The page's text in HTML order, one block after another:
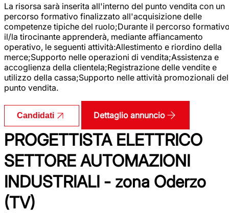
La risorsa sarà inserita all'interno del punto vendita con un
percorso formativo finalizzato all'acquisizione delle
competenze tipiche del ruolo;Durante il percorso
il/la tirocinante apprenderà, mediante affiancamento
operativo, le seguenti attività:Allestimento e riordino della
merce;Supporto nelle operazioni di vendita;Assistenza e
accoglienza della clientela;Registrazione delle vendite e
utilizzo della cassa;Supporto nelle attività promozionali del
punto vendita.
Candidati Dettaglio annuncio
PROGETTISTA ELETTRICO
SETTORE AUTOMAZIONI
INDUSTRIALI - zona Oderzo
(TV)